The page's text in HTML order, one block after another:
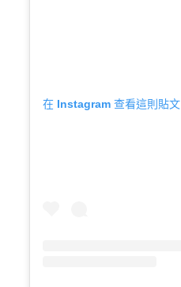
在 Instagram 查看這則貼文